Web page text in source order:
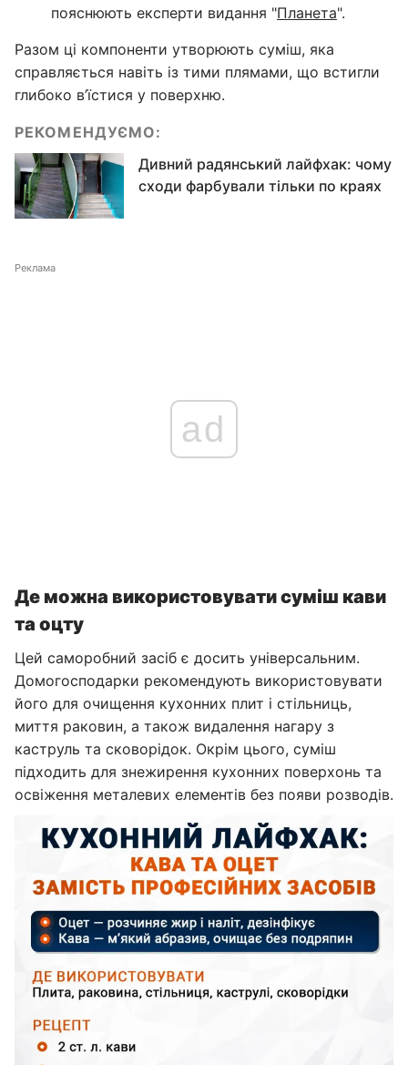
пояснюють експерти видання "Планета".
Разом ці компоненти утворюють суміш, яка
справляється навіть із тими плямами, що встигли
глибоко в’їстися у поверхню.
РЕКОМЕНДУЄМО:
Дивний радянський лайфхак: чому
сходи фарбували тільки по краях
Реклама
ad
Де можна використовувати суміш кави
та оцту
Цей саморобний засіб є досить універсальним.
Домогосподарки рекомендують використовувати
його для очищення кухонних плит і стільниць,
миття раковин, а також видалення нагару з
каструль та сковорідок. Окрім цього, суміш
підходить для знежирення кухонних поверхонь та
освіження металевих елементів без появи розводів.